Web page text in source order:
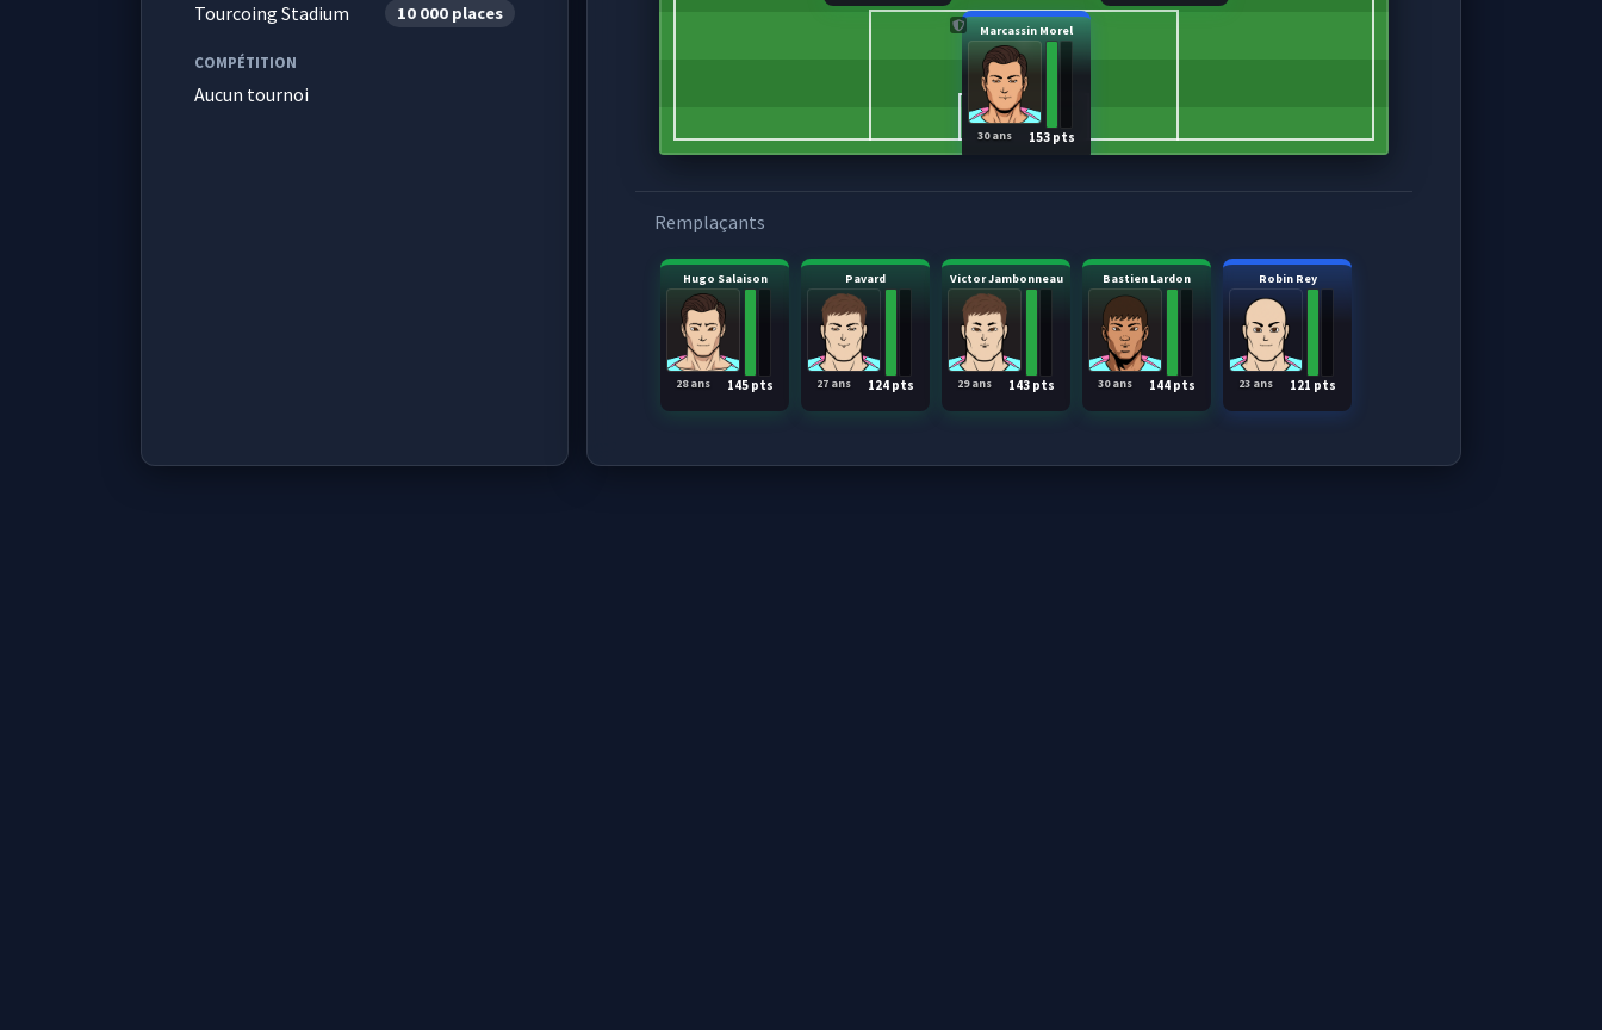
Tourcoing Stadium 10 000 places
COMPÉTITION
Aucun tournoi
Marcassin Morel
153 pts
30 ans
Remplaçants
Hugo Salaison
145 pts
28 ans
Pavard
124 pts
27 ans
Victor Jambonneau
143 pts
29 ans
Bastien Lardon
144 pts
30 ans
Robin Rey
121 pts
23 ans